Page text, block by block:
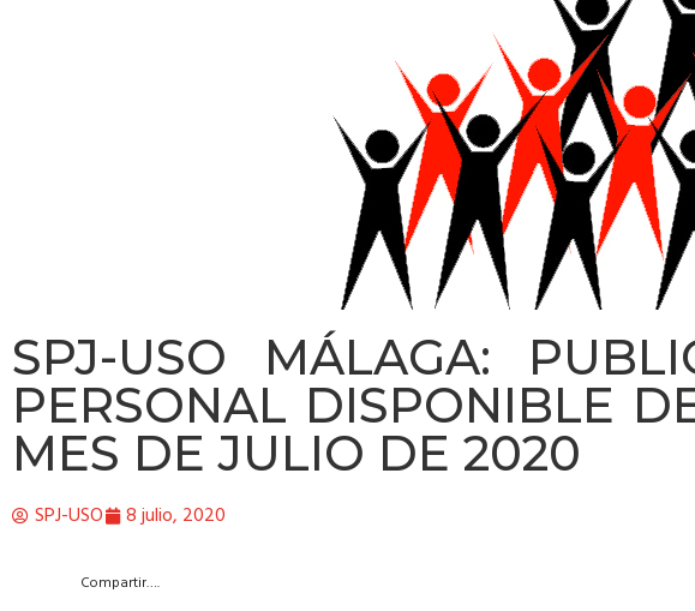
SPJ-USO MÁLAGA:
PERSONAL DISPONIBLE
MES DE JULIO DE 2020
SPJ-USO 8 julio, 2020
Compartir….